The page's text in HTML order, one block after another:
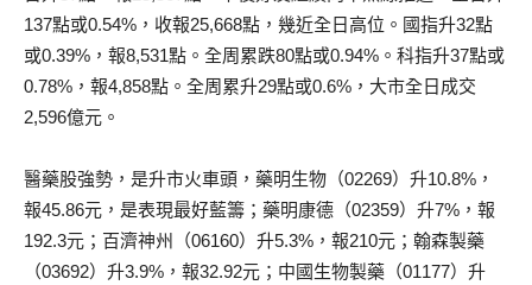
137點或0.54%，收報25,668點，幾近全日高位。國指升32點
或0.39%，報8,531點。全周累跌80點或0.94%。科指升37點或
0.78%，報4,858點。全周累升29點或0.6%，大市全日成交
2,596億元。
醫藥股強勢，是升市火車頭，藥明生物（02269）升10.8%，
報45.86元，是表現最好藍籌；藥明康德（02359）升7%，報
192.3元；百濟神州（06160）升5.3%，報210元；翰森製藥
（03692）升3.9%，報32.92元；中國生物製藥（01177）升